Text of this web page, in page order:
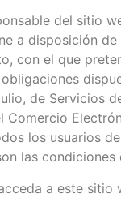
del sitio
a disposición
con el que
de Servicios
Comercio
los usuarios
las condiciones
a este sitio